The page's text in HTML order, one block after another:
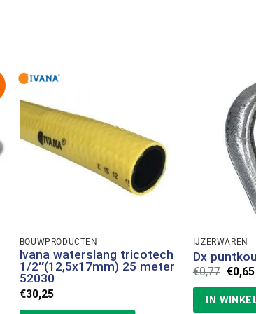
BOUWPRODUCTEN
Ivana waterslang tricotech
1/2″(12,5x17mm) 25 meter
52030
€30,25
IJZERWAREN
Dx
€0,77
prijs
€0,77.
€0,65
IN